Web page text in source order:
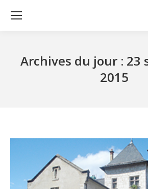
Archives du jour : 23
2015